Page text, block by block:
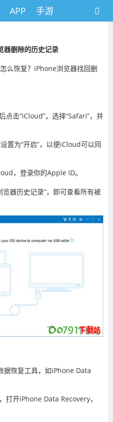
APP 手游
器删除的历史记录
么恢复？iPhone浏览器找回删
点击“iCloud”，选择“Safari”，并
置为“开启”，以便iCloud可以同
，登录你的Apple ID。
器历史记录”，即可查看所有被
据恢复工具，如iPhone Data
打开iPhone Data Recovery，